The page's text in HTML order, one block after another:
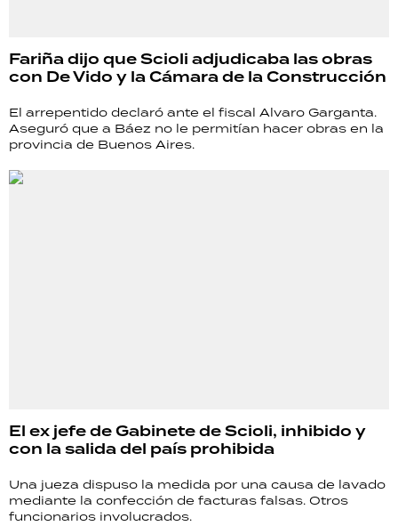
Fariña dijo que Scioli adjudicaba las obras
con De Vido y la Cámara de la Construcción
El arrepentido declaró ante el fiscal Alvaro Garganta.
Aseguró que a Báez no le permitían hacer obras en la
provincia de Buenos Aires.
El ex jefe de Gabinete de Scioli, inhibido y
con la salida del país prohibida
Una jueza dispuso la medida por una causa de lavado
mediante la confección de facturas falsas. Otros
funcionarios involucrados.